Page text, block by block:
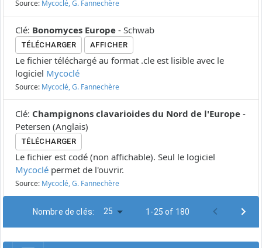
Source: Mycoclé, G. Fannechère
Clé: Bonomyces Europe - Schwab
TÉLÉCHARGER AFFICHER
Le fichier téléchargé au format .cle est lisible avec le
logiciel Mycoclé
Source: Mycoclé, G. Fannechère
Clé: Champignons clavarioides du Nord de l'Europe -
Petersen (Anglais)
TÉLÉCHARGER
Le fichier est codé (non affichable). Seul le logiciel
Mycoclé permet de l'ouvrir.
Source: Mycoclé, G. Fannechère
Nombre de clés: 25 1-25 of 180